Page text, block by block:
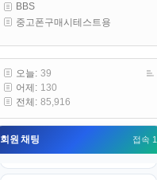
BBS
중고폰구매시테스트용
오늘: 39
어제: 130
전체: 85,916
회원 채팅 접속 1
구요
니다. 벌써 12시가 넘었었네요
esils
어후 주무세요
고게임77 00:20
(__)수고하십시용!